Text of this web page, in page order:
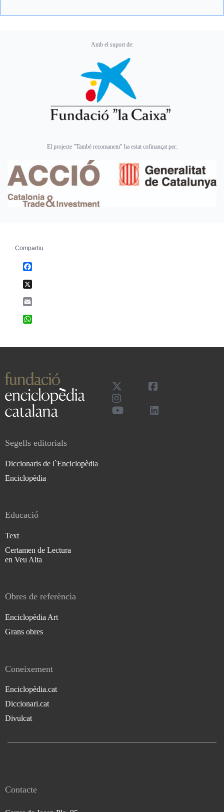
Amb el suport de:
El projecte "També recomanem" ha estat cofinançat per:
Compartiu
Segells editorials
Diccionaris de l`Enciclopèdia
Enciclopèdia
Educació
Text
Certamen de Lectura
en Veu Alta
Obres de referència
Enciclopèdia Art
Grans obres
Coneixement
Enciclopèdia.cat
Diccionari.cat
Divulcat
Contacte